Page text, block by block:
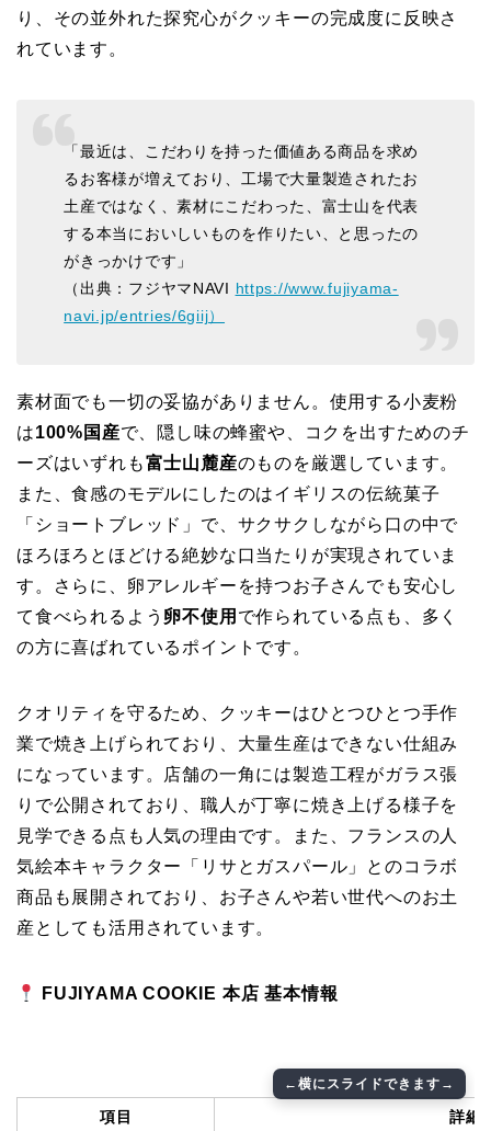
り、その並外れた探究心がクッキーの完成度に反映さ
れています。
「最近は、こだわりを持った価値ある商品を求め
るお客様が増えており、工場で大量製造されたお
土産ではなく、素材にこだわった、富士山を代表
する本当においしいものを作りたい、と思ったの
がきっかけです」
（出典：フジヤマNAVI https://www.fujiyama-
navi.jp/entries/6giij）
素材面でも一切の妥協がありません。使用する小麦粉
は100%国産で、隠し味の蜂蜜や、コクを出すためのチ
ーズはいずれも富士山麓産のものを厳選しています。
また、食感のモデルにしたのはイギリスの伝統菓子
「ショートブレッド」で、サクサクしながら口の中で
ほろほろとほどける絶妙な口当たりが実現されていま
す。さらに、卵アレルギーを持つお子さんでも安心し
て食べられるよう 卵不使用 で作られている点も、多く
の方に喜ばれているポイントです。
クオリティを守るため、クッキーはひとつひとつ手作
業で焼き上げられており、大量生産はできない仕組み
になっています。店舗の一角には製造工程がガラス張
りで公開されており、職人が丁寧に焼き上げる様子を
見学できる点も人気の理由です。また、フランスの人
気絵本キャラクター「リサとガスパール」とのコラボ
商品も展開されており、お子さんや若い世代へのお土
産としても活用されています。
FUJIYAMA COOKIE 本店 基本情報
項目 詳細